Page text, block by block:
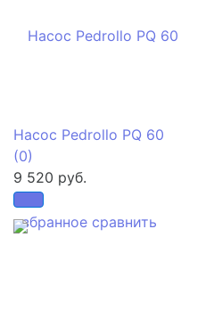
избранное сравнить
Насос Pedrollo PQ 60
(0)
9 520 руб.